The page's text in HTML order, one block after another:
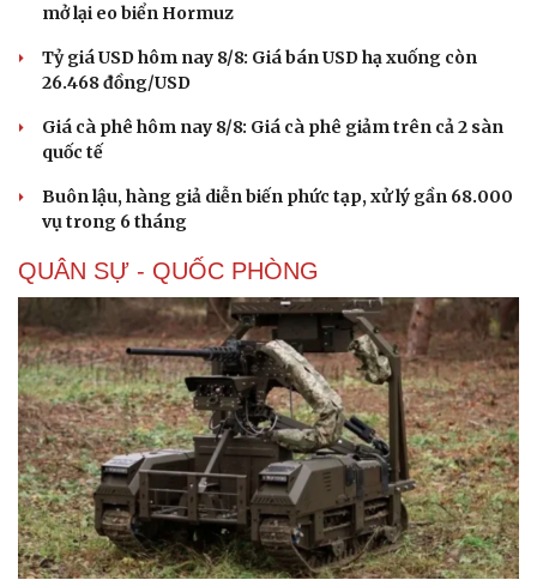
Sức khỏe
Dinh dưỡng - món ngon
Cây thuốc
Sản phụ khoa
Nhi khoa
Nam khoa
Làm đẹp - giảm cân
Phòng mạch online
Ăn sạch sống khỏe
Nhà đẹp
Blog
mở lại eo biển Hormuz
Tỷ giá USD hôm nay 8/8: Giá bán USD hạ xuống còn
26.468 đồng/USD
Giá cà phê hôm nay 8/8: Giá cà phê giảm trên cả 2 sàn
quốc tế
Buôn lậu, hàng giả diễn biến phức tạp, xử lý gần 68.000
vụ trong 6 tháng
QUÂN SỰ - QUỐC PHÒNG